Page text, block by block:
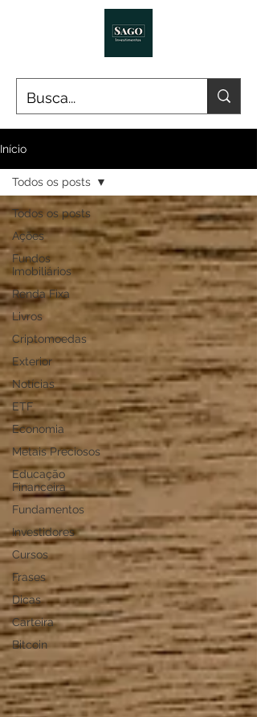
Início
Todos os posts
Ações
Fundos
Imobiliários
Renda Fixa
Livros
Criptomoedas
Exterior
Notícias
ETF
Economia
Metais Preciosos
Educação
Financeira
Fundamentos
Investidores
Cursos
Frases
Dicas
Carteira
Bitcoin
Todos os posts